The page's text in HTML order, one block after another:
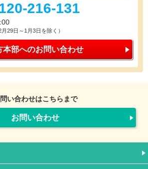
216-131
29日～1月3日を除く）
本部へのお問い合わせ
い合わせはこちらまで
お問い合わせ